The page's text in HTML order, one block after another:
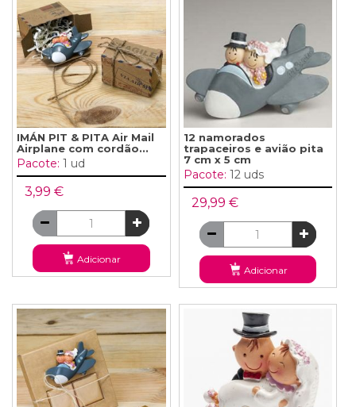
IMÁN PIT & PITA Air Mail
Airplane com cordão...
Pacote: 1 ud
3,99 €
Adicionar
12 namorados
trapaceiros e avião pita
7 cm x 5 cm
Pacote: 12 uds
29,99 €
Adicionar